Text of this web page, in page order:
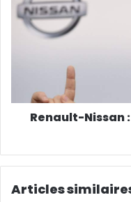
Renault-Nissan
Articles